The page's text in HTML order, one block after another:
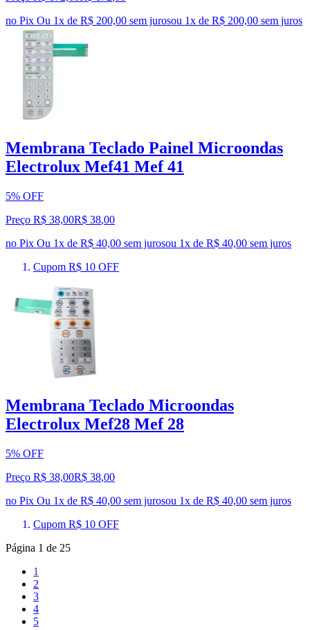
no Pix Ou 1x de R$ 200,00 sem jurosou 1x de R$ 200,00 sem juros
Membrana Teclado Painel Microondas
Electrolux Mef41 Mef 41
5% OFF
Preço R$ 38,00R$ 38,00
no Pix Ou 1x de R$ 40,00 sem jurosou 1x de R$ 40,00 sem juros
Cupom R$ 10 OFF
Membrana Teclado Microondas
Electrolux Mef28 Mef 28
5% OFF
Preço R$ 38,00R$ 38,00
no Pix Ou 1x de R$ 40,00 sem jurosou 1x de R$ 40,00 sem juros
Cupom R$ 10 OFF
Página 1 de 25
1
2
3
4
5